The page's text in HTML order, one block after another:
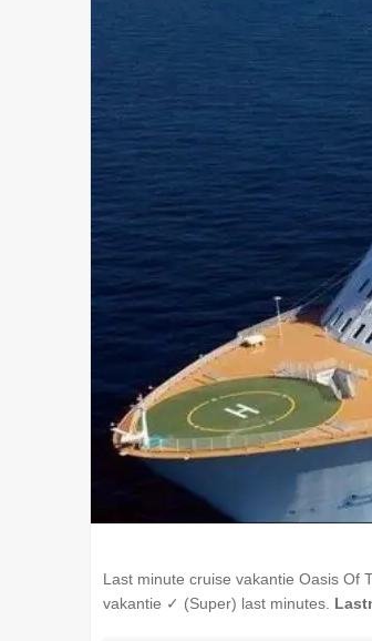
Last minute cruise vakantie Oasis Of
vakantie ✓ (Super) last minutes.